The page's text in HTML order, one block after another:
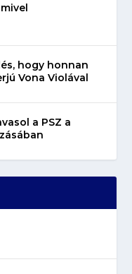
hogy honnan
Vona Violával
a PSZ a